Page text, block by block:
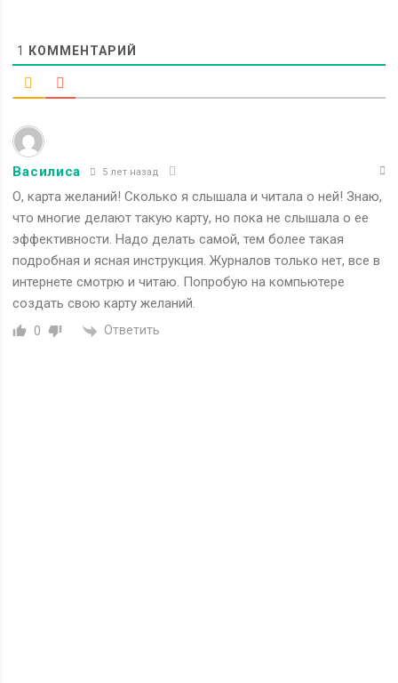
1 КОММЕНТАРИЙ
Василиса 5 лет назад
О, карта желаний! Сколько я слышала и читала о ней! Знаю,
что многие делают такую карту, но пока не слышала о ее
эффективности. Надо делать самой, тем более такая
подробная и ясная инструкция. Журналов только нет, все в
интернете смотрю и читаю. Попробую на компьютере
создать свою карту желаний.
0 Ответить